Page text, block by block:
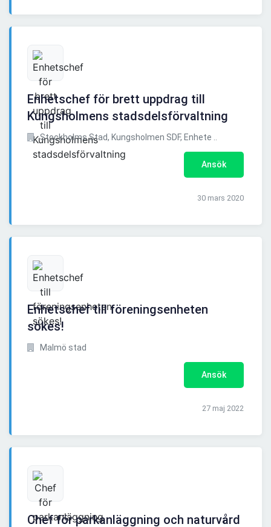
Enhetschef för brett uppdrag till
Kungsholmens stadsdelsförvaltning
Stockholms Stad, Kungsholmen SDF, Enhete ..
Ansök
30 mars 2020
Enhetschef till föreningsenheten
sökes!
Malmö stad
Ansök
27 maj 2022
Chef för parkanläggning och naturvård